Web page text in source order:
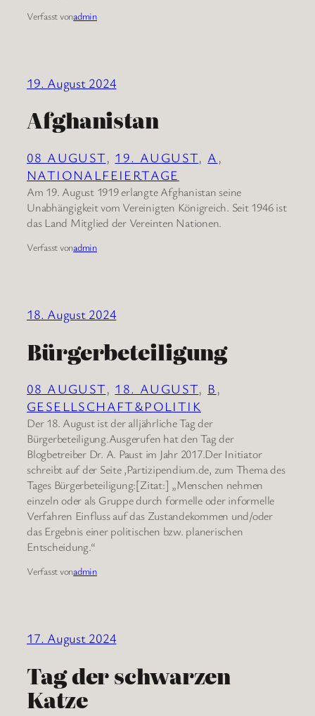
Verfasst vonadmin
19. August 2024
Afghanistan
08 AUGUST, 19. AUGUST, A
NATIONALFEIERTAGE
Am 19. August 1919 erlangte Afghanistan seine
Unabhängigkeit vom Vereinigten Königreich. Seit 1946 ist
das Land Mitglied der Vereinten Nationen.
Verfasst vonadmin
18. August 2024
Bürgerbeteiligung
08 AUGUST, 18. AUGUST, B
GESELLSCHAFT&POLITIK
Der 18. August ist der alljährliche Tag der
Bürgerbeteiligung.Ausgerufen hat den Tag der
Blogbetreiber Dr. A. Paust im Jahr 2017.Der Initiator
schreibt auf der Seite ‚Partizipendium.de‚ zum Thema des
Tages Bürgerbeteiligung:[Zitat:] „Menschen nehmen
einzeln oder als Gruppe durch formelle oder informelle
Verfahren Einfluss auf das Zustandekommen und/oder
das Ergebnis einer politischen bzw. planerischen
Entscheidung.“
Verfasst vonadmin
17. August 2024
Tag der schwarzen
Katze